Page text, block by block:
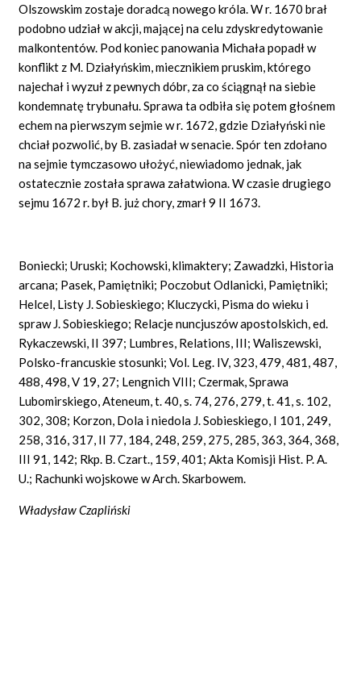
Olszowskim zostaje doradcą nowego króla. W r. 1670 brał
podobno udział w akcji, mającej na celu zdyskredytowanie
malkontentów. Pod koniec panowania Michała popadł w
konflikt z M. Działyńskim, miecznikiem pruskim, którego
najechał i wyzuł z pewnych dóbr, za co ściągnął na siebie
kondemnatę trybunału. Sprawa ta odbiła się potem głośnem
echem na pierwszym sejmie w r. 1672, gdzie Działyński nie
chciał pozwolić, by B. zasiadał w senacie. Spór ten zdołano
na sejmie tymczasowo ułożyć, niewiadomo jednak, jak
ostatecznie została sprawa załatwiona. W czasie drugiego
sejmu 1672 r. był B. już chory, zmarł 9 II 1673.
Boniecki; Uruski; Kochowski, klimaktery; Zawadzki, Historia
arcana; Pasek, Pamiętniki; Poczobut Odlanicki, Pamiętniki;
Helcel, Listy J. Sobieskiego; Kluczycki, Pisma do wieku i
spraw J. Sobieskiego; Relacje nuncjuszów apostolskich, ed.
Rykaczewski, II 397; Lumbres, Relations, III; Waliszewski,
Polsko-francuskie stosunki; Vol. Leg. IV, 323, 479, 481, 487,
488, 498, V 19, 27; Lengnich VIII; Czermak, Sprawa
Lubomirskiego, Ateneum, t. 40, s. 74, 276, 279, t. 41, s. 102,
302, 308; Korzon, Dola i niedola J. Sobieskiego, I 101, 249,
258, 316, 317, II 77, 184, 248, 259, 275, 285, 363, 364, 368,
III 91, 142; Rkp. B. Czart., 159, 401; Akta Komisji Hist. P. A.
U.; Rachunki wojskowe w Arch. Skarbowem.
Władysław Czapliński